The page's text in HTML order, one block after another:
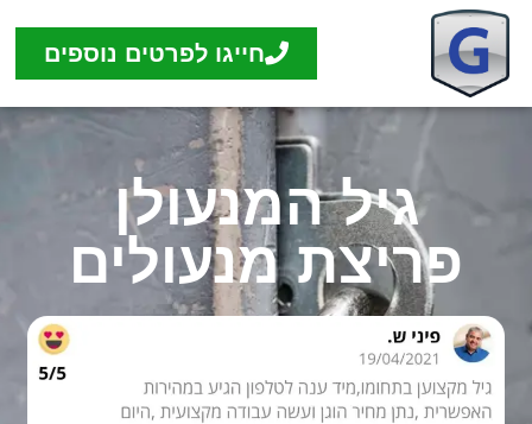
חייגו לפרטים נוספים
גיל המנעולן
פריצת מנעולים